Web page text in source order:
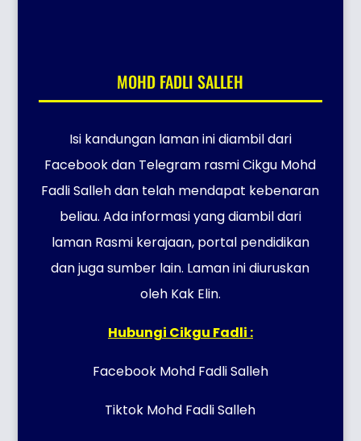
MOHD FADLI SALLEH
Isi kandungan laman ini diambil dari
Facebook dan Telegram rasmi Cikgu Mohd
Fadli Salleh dan telah mendapat kebenaran
beliau. Ada informasi yang diambil dari
laman Rasmi kerajaan, portal pendidikan
dan juga sumber lain. Laman ini diuruskan
oleh Kak Elin.
Hubungi Cikgu Fadli :
Facebook Mohd Fadli Salleh
Tiktok Mohd Fadli Salleh